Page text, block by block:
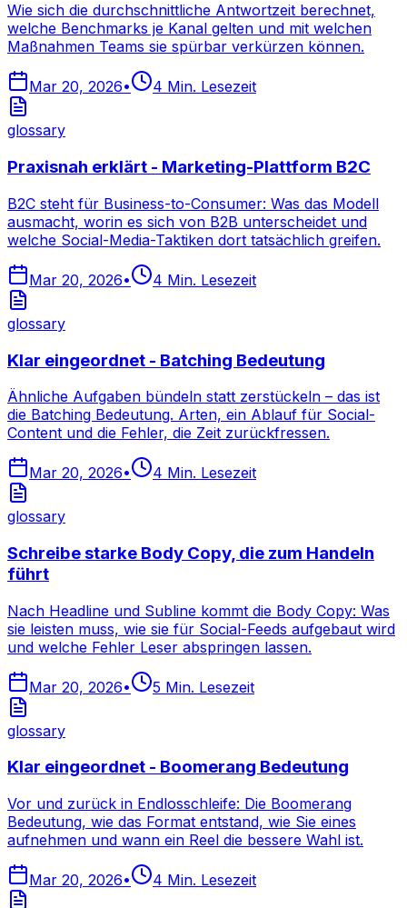
Wie sich die durchschnittliche Antwortzeit berechnet,
welche Benchmarks je Kanal gelten und mit welchen
Maßnahmen Teams sie spürbar verkürzen können.
Mar 20, 2026• 4 Min. Lesezeit
glossary
Praxisnah erklärt - Marketing-Plattform B2C
B2C steht für Business-to-Consumer: Was das Modell
ausmacht, worin es sich von B2B unterscheidet und
welche Social-Media-Taktiken dort tatsächlich greifen.
Mar 20, 2026• 4 Min. Lesezeit
glossary
Klar eingeordnet - Batching Bedeutung
Ähnliche Aufgaben bündeln statt zerstückeln – das ist
die Batching Bedeutung. Arten, ein Ablauf für Social-
Content und die Fehler, die Zeit zurückfressen.
Mar 20, 2026• 4 Min. Lesezeit
glossary
Schreibe starke Body Copy, die zum Handeln
führt
Nach Headline und Subline kommt die Body Copy: Was
sie leisten muss, wie sie für Social-Feeds aufgebaut wird
und welche Fehler Leser abspringen lassen.
Mar 20, 2026• 5 Min. Lesezeit
glossary
Klar eingeordnet - Boomerang Bedeutung
Vor und zurück in Endlosschleife: Die Boomerang
Bedeutung, wie das Format entstand, wie Sie eines
aufnehmen und wann ein Reel die bessere Wahl ist.
Mar 20, 2026• 4 Min. Lesezeit